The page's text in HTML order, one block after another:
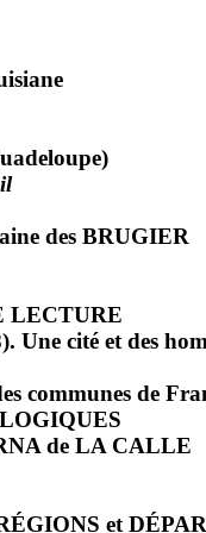
des BRUGIER
LECTURE
Une cité et des
communes de
de LA CALLE
et